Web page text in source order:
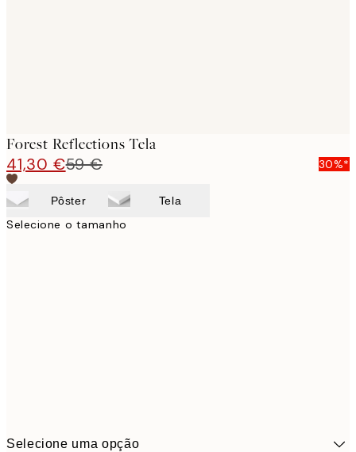
Forest Reflections Tela
41,30 €59 € 30%*
Pôster Tela
Selecione o tamanho
Selecione uma opção